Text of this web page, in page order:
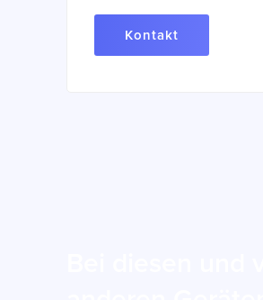
Kontakt